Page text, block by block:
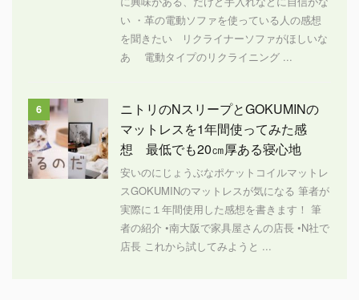
い ・革の電動ソファを使っている人の感想
を聞きたい リクライナーソファがほしいな
あ 電動タイプのリクライニング ...
6
ニトリのNスリープとGOKUMINの
マットレスを1年間使ってみた感
想 最低でも20㎝厚ある寝心地
安いのにじょうぶなポケットコイルマットレ
スGOKUMINのマットレスが気になる 筆者が
実際に１年間使用した感想を書きます！ 筆
者の紹介 •南大阪で家具屋さんの店長 •N社で
店長 これから試してみようと ...